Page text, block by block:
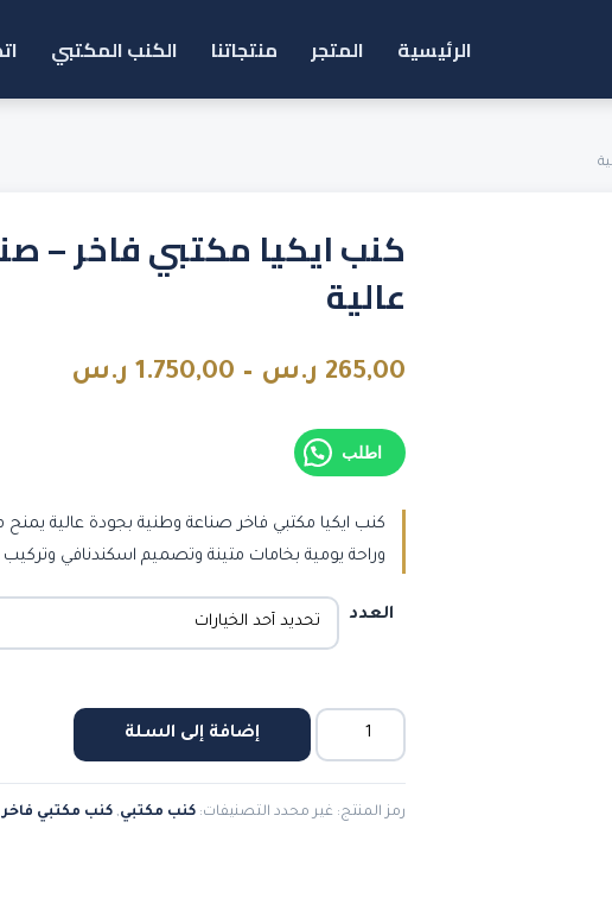
الرئيسية المتجر منتجاتنا الكنب المكتبي
كنب ايكيا مكتبي فاخر –
عالية
265,00 ر.س –
1.750,00 ر.س
اطلب
كنب ايكيا مكتبي فاخر صناعة وطنية بجودة عالية يمنح
وراحة يومية بخامات متينة وتصميم اسكندنافي
العدد
كمية
كنب
ايكيا
مكتبي
إضافة إلى السلة
رمز المنتج:غير محدد التصنيفات:كنب مكتبي,كنب مكتبي فاخر